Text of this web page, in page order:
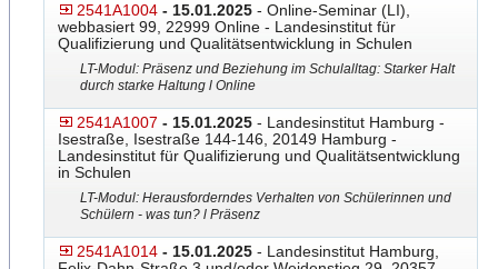
2541A1004 - 15.01.2025 - Online-Seminar (LI),
webbasiert 99, 22999 Online - Landesinstitut für
Qualifizierung und Qualitätsentwicklung in Schulen
LT-Modul: Präsenz und Beziehung im Schulalltag: Starker Halt
durch starke Haltung l Online
2541A1007 - 15.01.2025 - Landesinstitut Hamburg -
Isestraße, Isestraße 144-146, 20149 Hamburg -
Landesinstitut für Qualifizierung und Qualitätsentwicklung
in Schulen
LT-Modul: Herausforderndes Verhalten von Schülerinnen und
Schülern - was tun? l Präsenz
2541A1014 - 15.01.2025 - Landesinstitut Hamburg,